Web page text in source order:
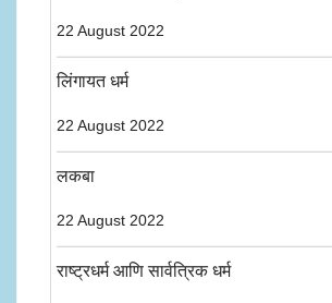
22 August 2022
लिंगायत धर्म
22 August 2022
लकबा
22 August 2022
राष्ट्रधर्म आणि सार्वत्रिक धर्म